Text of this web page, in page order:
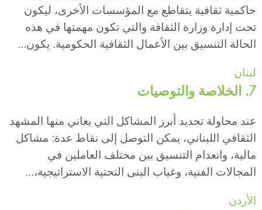
حاكمية ثقافية يتقاطع مع المؤسسات الأخرى، ليكون
تحت إدارة وزارة الثقافة والتي تكون مهمتها في هذه
الحالة التنسيق بين الأعمال الثقافية الحكومية. يكون...
لبنان
7. الخلاصة والتوصيات
عند محاولة تحديد أبرز المشاكل التي يعاني منها المشهد
الثقافي اللبناني، يمكن التوصل إلى نقاط عدة: مشاكل
مالية، وانعدام التنسيق بين مختلف العاملين في
المجالات الفنية، وغياب البنى التحتية الاستراتيجية،...
الأردن